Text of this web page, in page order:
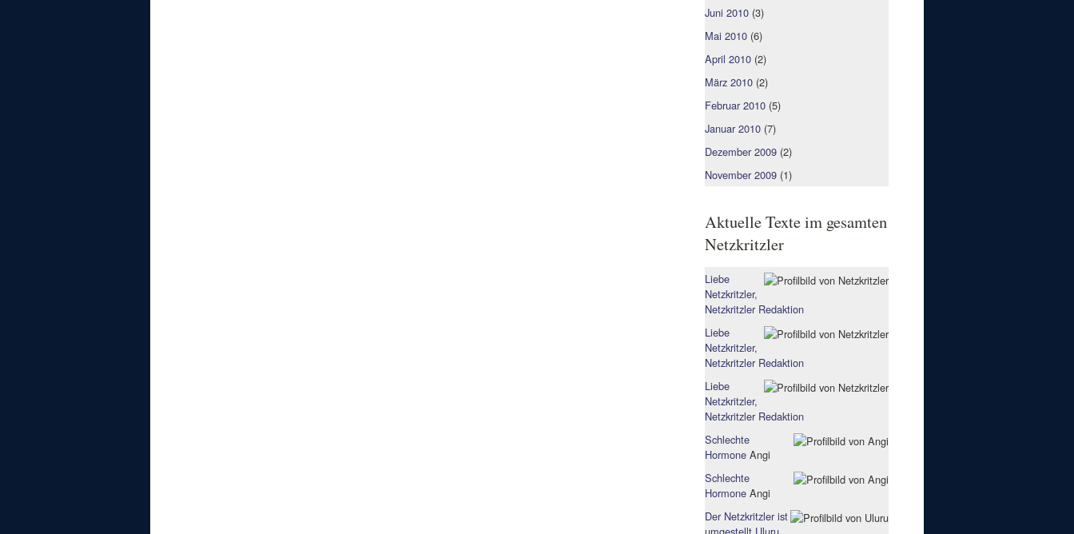
Juni 2010 (3)
Mai 2010 (6)
April 2010 (2)
März 2010 (2)
Februar 2010 (5)
Januar 2010 (7)
Dezember 2009 (2)
November 2009 (1)
Aktuelle Texte im gesamten
Netzkritzler
Liebe
Netzkritzler,
Netzkritzler Redaktion
Liebe
Netzkritzler,
Netzkritzler Redaktion
Liebe
Netzkritzler,
Netzkritzler Redaktion
Schlechte
Hormone Angi
Schlechte
Hormone Angi
Der Netzkritzler ist